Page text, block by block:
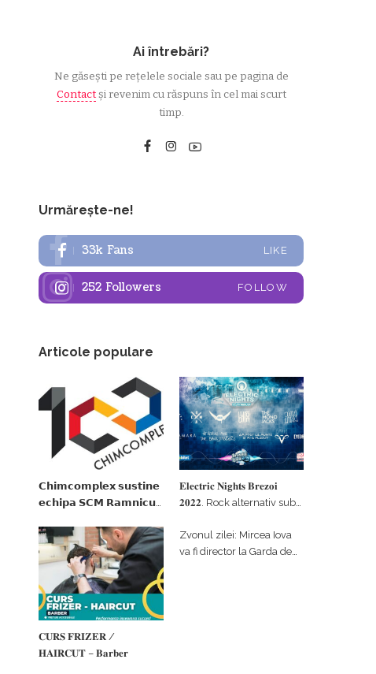
Ai întrebări?
Ne găsești pe rețelele sociale sau pe pagina de
Contactși revenim cu răspuns în cel mai scurt
timp.
Urmărește-ne!
33k Fans LIKE
252 Followers FOLLOW
Articole populare
𝗖𝗵𝗶𝗺𝗰𝗼𝗺𝗽𝗹𝗲𝘅 𝘀𝘂𝘀𝘁𝗶𝗻𝗲
𝗲𝗰𝗵𝗶𝗽𝗮 𝗦𝗖𝗠 𝗥𝗮𝗺𝗻𝗶𝗰𝘂
𝗽𝗮𝗿𝘁𝗲𝗻𝗲𝗿 𝗳𝗶𝗻𝗮𝗻𝘁𝗮𝘁𝗼𝗿
𝐄𝐥𝐞𝐜𝐭𝐫𝐢𝐜 𝐍𝐢𝐠𝐡𝐭𝐬 𝐁𝐫𝐞𝐳𝐨𝐢
𝟐𝟎𝟐𝟐. Rock alternativ sub
#𝐁𝐫𝐞𝐳𝐨𝐢𝐮𝐥𝐋𝐮𝐦𝐢𝐢
𝐂𝐔𝐑𝐒 𝐅𝐑𝐈𝐙𝐄𝐑 /
𝐇𝐀𝐈𝐑𝐂𝐔𝐓 – 𝐁𝐚𝐫𝐛𝐞𝐫
Zvonul zilei: Mircea Iova
va fi director la Garda de